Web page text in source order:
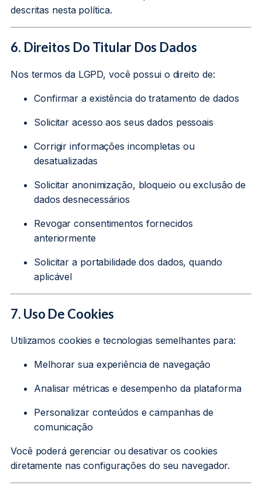
descritas nesta política.
6. Direitos Do Titular Dos Dados
Nos termos da LGPD, você possui o direito de:
Confirmar a existência do tratamento de dados
Solicitar acesso aos seus dados pessoais
Corrigir informações incompletas ou
desatualizadas
Solicitar anonimização, bloqueio ou exclusão de
dados desnecessários
Revogar consentimentos fornecidos
anteriormente
Solicitar a portabilidade dos dados, quando
aplicável
7. Uso De Cookies
Utilizamos cookies e tecnologias semelhantes para:
Melhorar sua experiência de navegação
Analisar métricas e desempenho da plataforma
Personalizar conteúdos e campanhas de
comunicação
Você poderá gerenciar ou desativar os cookies
diretamente nas configurações do seu navegador.